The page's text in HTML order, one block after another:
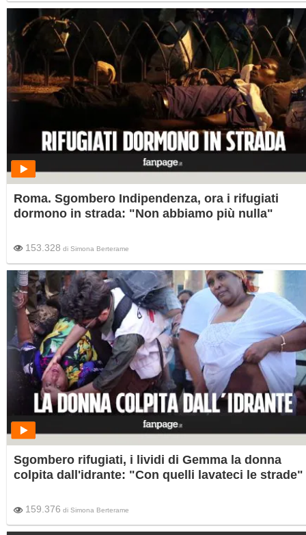
solo per le spese dell'occupazione".
Roma. Sgombero Indipendenza, ora i rifugiati
dormono in strada: "Non abbiamo più nulla"
153.328 di Simona Berterame
Sgombero rifugiati, i lividi di Gemma la donna
colpita dall'idrante: "Con quelli lavateci le strade"
159.376 di Simona Berterame